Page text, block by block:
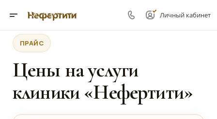
Личный кабинет
ПРАЙС
Цены на услуги
клиники «Нефертити»